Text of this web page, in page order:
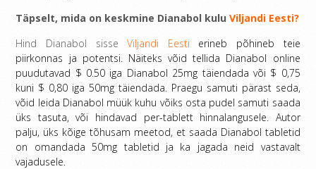
Täpselt, mida on keskmine Dianabol kuluViljandi Eesti?
Hind Dianabol sisseViljandi Eesti erineb põhineb teie
piirkonnas ja potentsi. Näiteks võid tellida Dianabol online
puudutavad $ 0.50 iga Dianabol 25mg täiendada või $ 0,75
kuni $ 0,80 iga 50mg täiendada. Praegu samuti pärast seda,
võid leida Dianabol müük kuhu võiks osta pudel samuti saada
üks tasuta, või hindavad per-tablett hinnalangusele. Autor
palju, üks kõige tõhusam meetod, et saada Dianabol tabletid
on omandada 50mg tabletid ja ka jagada neid vastavalt
vajadusele.